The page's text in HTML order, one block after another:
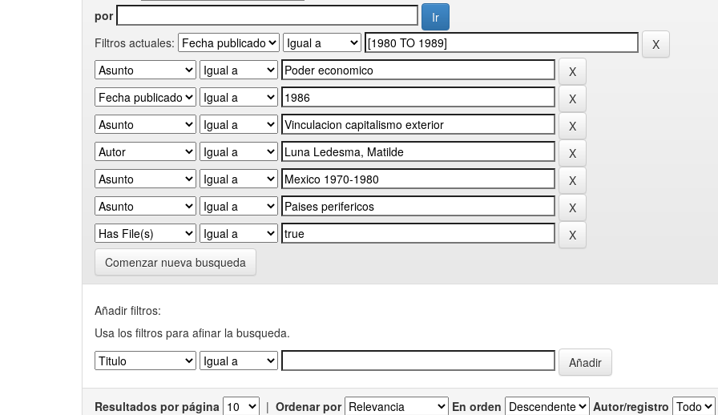
por
Filtros actuales:
Comenzar nueva busqueda
Añadir filtros:
Usa los filtros para afinar la busqueda.
Resultados por página | Ordenar por En orden Autor/registro